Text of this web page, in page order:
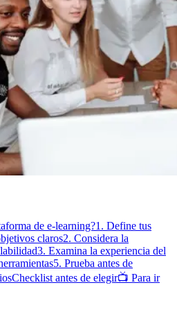
de e-learning?1. Define tus
claros2. Considera la
3. Examina la experiencia del
5. Prueba antes de
Checklist antes de elegir📺 Para ir